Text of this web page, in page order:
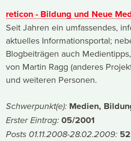
reticon - Bildung und Neue
Seit Jahren ein umfassendes,
aktuelles Informationsportal;
Blogbeiträgen auch
von Martin Ragg (anderes
und weiteren Personen.
Schwerpunkt(e): Medien,
Erster Eintrag: 05/2001
Posts 01.11.2008-28.02.2009: 52